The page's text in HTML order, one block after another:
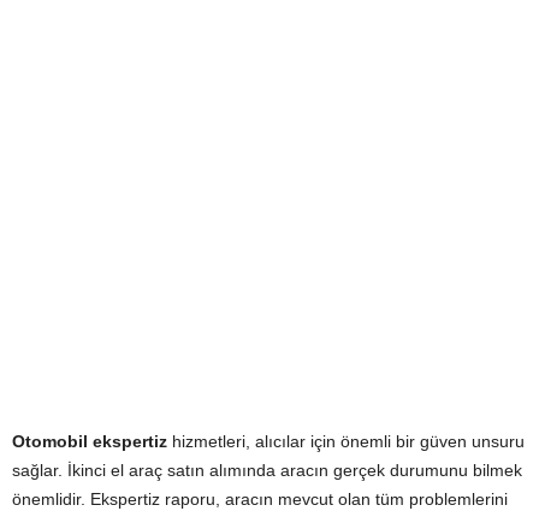
Otomobil ekspertiz hizmetleri, alıcılar için önemli bir güven unsuru
sağlar. İkinci el araç satın alımında aracın gerçek durumunu bilmek
önemlidir. Ekspertiz raporu, aracın mevcut olan tüm problemlerini